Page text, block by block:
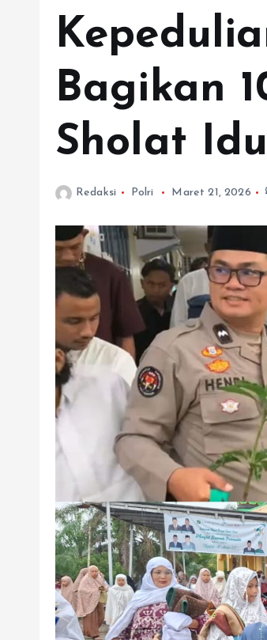
Bagikan
Sholat
Redaksi Polri Maret 21, 2026